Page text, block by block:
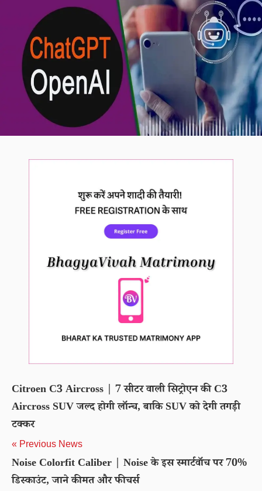
Citroen C3 Aircross | 7 सीटर वाली सिट्रोएन की C3
Aircross SUV जल्द होगी लॉन्च, बाकि SUV को देगी तगड़ी
टक्कर
« Previous News
Noise Colorfit Caliber | Noise के इस स्मार्टवॉच पर 70%
डिस्काउंट, जाने कीमत और फीचर्स